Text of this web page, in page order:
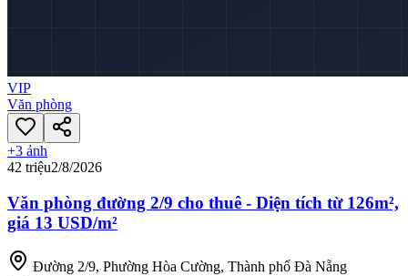
VIP
Văn phòng
+3 ảnh
42 triệu2/8/2026
Văn phòng đường 2/9 cho thuê - Diện tích từ 126m²,
giá 13 USD/m²
Đường 2/9, Phường Hòa Cường, Thành phố Đà Nẵng